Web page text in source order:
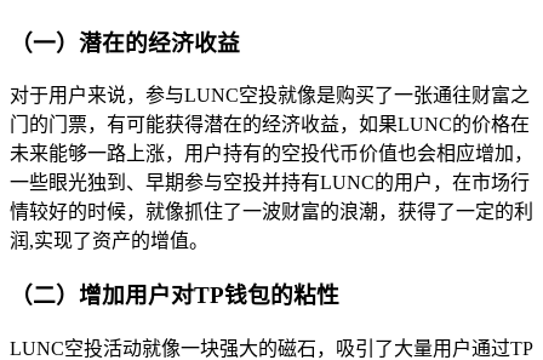
（一）潜在的经济收益
对于用户来说，参与LUNC空投就像是购买了一张通往财富之
门的门票，有可能获得潜在的经济收益，如果LUNC的价格在
未来能够一路上涨，用户持有的空投代币价值也会相应增加，
一些眼光独到、早期参与空投并持有LUNC的用户，在市场行
情较好的时候，就像抓住了一波财富的浪潮，获得了一定的利
润,实现了资产的增值。
（二）增加用户对TP钱包的粘性
LUNC空投活动就像一块强大的磁石，吸引了大量用户通过TP